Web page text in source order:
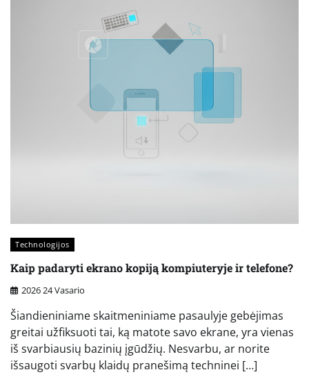
Technologijos
Kaip padaryti ekrano kopiją kompiuteryje ir telefone?
2026 24 Vasario
Šiandieniniame skaitmeniniame pasaulyje gebėjimas
greitai užfiksuoti tai, ką matote savo ekrane, yra vienas
iš svarbiausių bazinių įgūdžių. Nesvarbu, ar norite
išsaugoti svarbų klaidų pranešimą techninei […]